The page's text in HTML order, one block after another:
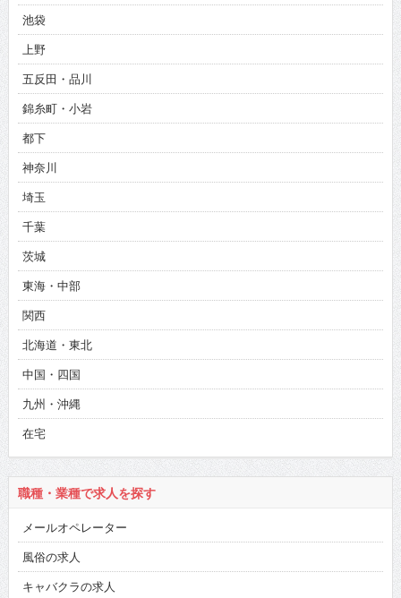
池袋
上野
五反田・品川
錦糸町・小岩
都下
神奈川
埼玉
千葉
茨城
東海・中部
関西
北海道・東北
中国・四国
九州・沖縄
在宅
職種・業種で求人を探す
メールオペレーター
風俗の求人
キャバクラの求人